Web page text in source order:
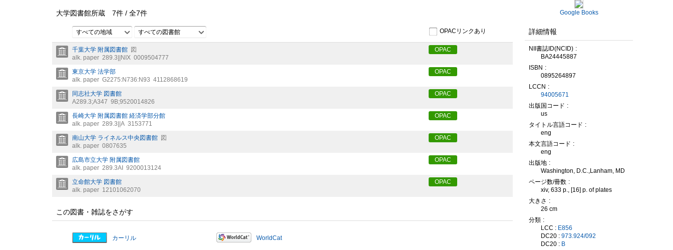
大学図書館所蔵 7件 / 全7件
すべての地域 すべての図書館 OPACリンクあり
千葉大学 附属図書館 図
alk. paper 289.3||NIX 0009504777
OPAC
東京大学 法学部
alk. paper G2275:N736:N93 4112868619
OPAC
同志社大学 図書館
A289.3;A347 9B;9520014826
OPAC
長崎大学 附属図書館 経済学部分館
alk. paper 289.3||A 3153771
OPAC
南山大学 ライネルス中央図書館 図
alk. paper 0807635
OPAC
広島市立大学 附属図書館
alk. paper 289.3AI 9200013124
OPAC
立命館大学 図書館
alk. paper 12101062070
OPAC
この図書・雑誌をさがす
カーリル WorldCat
Google Books
詳細情報
NII書誌ID(NCID)
BA24445887
ISBN
0895264897
LCCN
94005671
出版国コード
us
タイトル言語コード
eng
本文言語コード
eng
出版地
Washington, D.C.,Lanham, MD
ページ数/冊数
xiv, 633 p., [16] p. of plates
大きさ
26 cm
分類
LCC : E856
DC20 : 973.924/092
DC20 : B